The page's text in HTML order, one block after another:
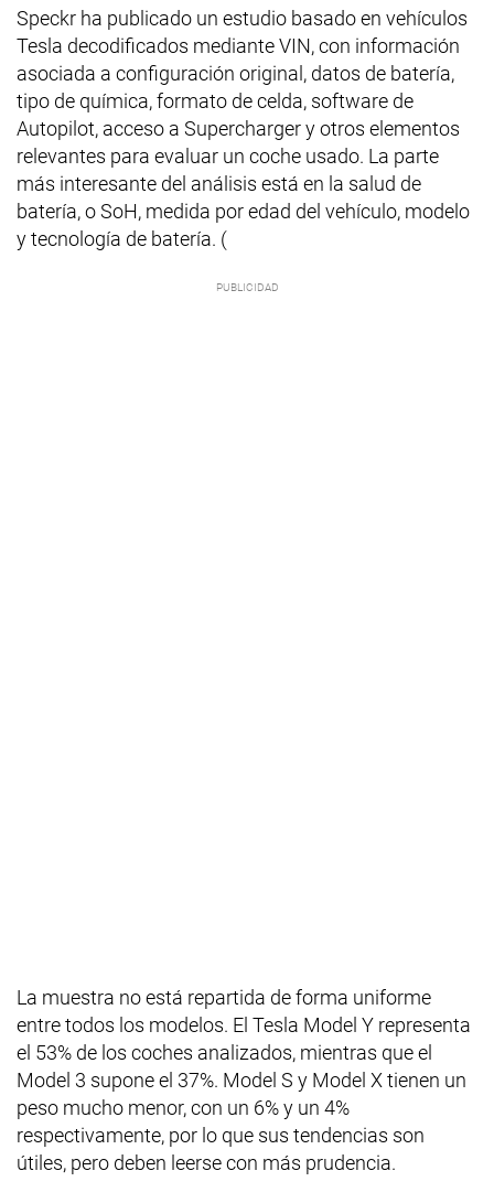
Speckr ha publicado un estudio basado en vehículos
Tesla decodificados mediante VIN, con información
asociada a configuración original, datos de batería,
tipo de química, formato de celda, software de
Autopilot, acceso a Supercharger y otros elementos
relevantes para evaluar un coche usado. La parte
más interesante del análisis está en la salud de
batería, o SoH, medida por edad del vehículo, modelo
y tecnología de batería. (
La muestra no está repartida de forma uniforme
entre todos los modelos. El Tesla Model Y representa
el 53% de los coches analizados, mientras que el
Model 3 supone el 37%. Model S y Model X tienen un
peso mucho menor, con un 6% y un 4%
respectivamente, por lo que sus tendencias son
útiles, pero deben leerse con más prudencia.